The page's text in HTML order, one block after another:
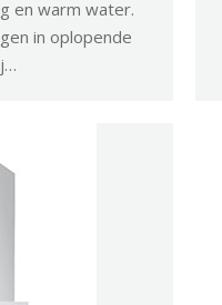
en warm water.
in oplopende